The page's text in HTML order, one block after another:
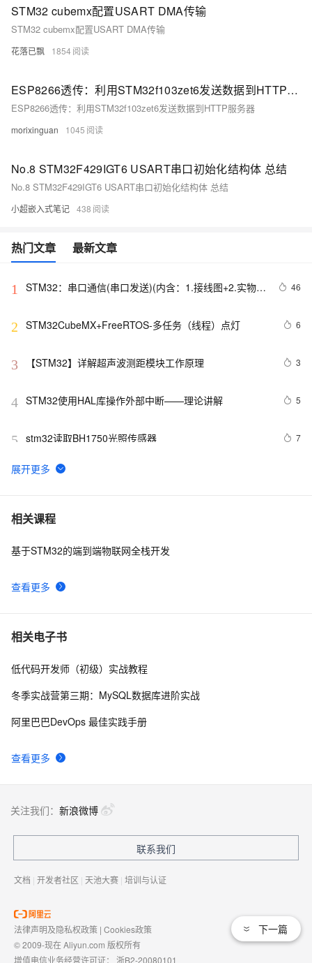
STM32 cubemx配置USART DMA传输
STM32 cubemx配置USART DMA传输
花落已飘 1854
ESP8266透传：利用STM32f103zet6发送数据到HTTP服务器
ESP8266透传：利用STM32f103zet6发送数据到HTTP服务器
morixinguan 1045
No.8 STM32F429IGT6 USART串口初始化结构体 总结
No.8 STM32F429IGT6 USART串口初始化结构体 总结
小超嵌入式笔记 438
热门文章 最新文章
1
STM32：串口通信(串口发送)(内含：1.接线图+2.实物图
46
2 STM32CubeMX+FreeRTOS-多任务（线程）点灯 6
3 【STM32】详解超声波测距模块工作原理 3
4 5
5 stm32读取BH1750光照传感器 7
6 STM32-嵌入式学习笔记06-ADC的使用
7 STM32CubeMX U8g2移植
8 【STM32 .Net MF开发板学习-14】红外遥控器编码识
9 嵌入式 STM32 SHT31温湿度传感器
10
相关课程
查看更多
基于STM32的端到端物联网全栈开发
相关电子书
查看更多
低代码开发师（初级）实战教程
冬季实战营第三期：MySQL数据库进阶实战
阿里巴巴DevOps 最佳实践手册
下一篇
关注我们： 新浪微博
联系我们
文档 | 开发者社区 | 天池大赛 | 培训与认证
法律声明及隐私权政策 | Cookies政策
© 2009-现在 Aliyun.com 版权所有
增值电信业务经营许可证： 浙B2-20080101